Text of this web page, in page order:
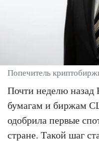
Попечитель
Почти неделю
бумагам и биржам
одобрила первые
стране. Такой шаг